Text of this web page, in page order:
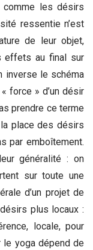
les désirs
ressentie n’est
de leur objet,
effets au final sur
inverse le schéma
force » d’un désir
prendre ce terme
place des désirs
par emboîtement.
généralité : on
sur toute une
d’un projet de
plus locaux :
locale, pour
le yoga dépend de